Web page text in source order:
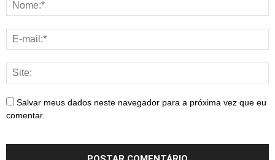
Salvar meus dados neste navegador para a próxima vez que eu
comentar.